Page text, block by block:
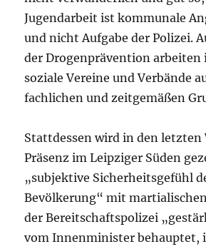
Jugendarbeit ist kommunale
und nicht Aufgabe der Polizei.
der Drogenprävention arbeiten
soziale Vereine und Verbände
fachlichen und zeitgemäßen
Stattdessen wird in den letzten
Präsenz im Leipziger Süden
„subjektive Sicherheitsgefühl
Bevölkerung“ mit
der Bereitschaftspolizei
vom Innenminister behauptet,